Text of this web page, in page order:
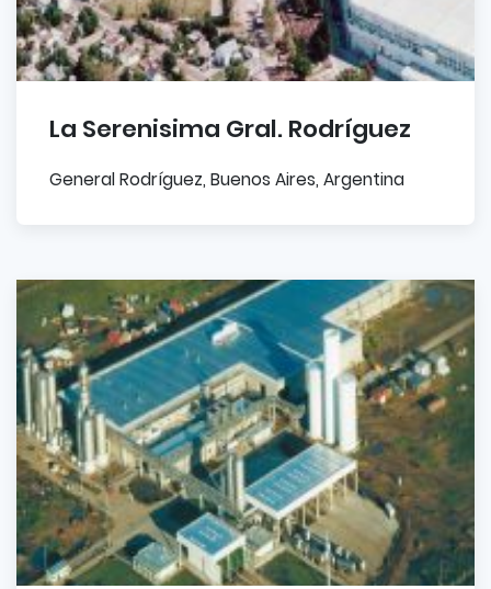
La Serenisima Gral. Rodríguez
General Rodríguez, Buenos Aires, Argentina